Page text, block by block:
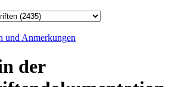
und Anmerkungen
der